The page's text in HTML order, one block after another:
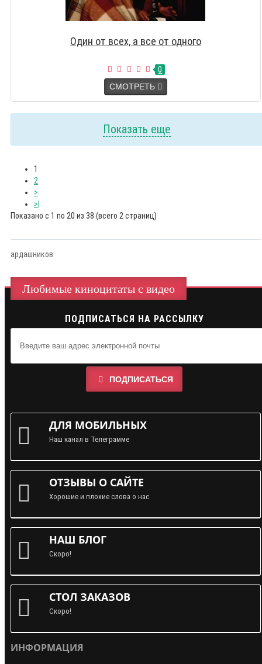
Один от всех, а все от одного
0
СМОТРЕТЬ
Показать еще
1
2
>
>|
Показано с 1 по 20 из 38 (всего 2 страниц)
ардашников
Любимые киноцитаты с видео
ПОДПИСАТЬСЯ НА РАССЫЛКУ
ПОДПИСАТЬСЯ
ДЛЯ МОБИЛЬНЫХ
Наш канал в Телеграмме
ОТЗЫВЫ О САЙТЕ
Хорошие и плохие слова о нас
НАШ БЛОГ
Скоро!
СТОЛ ЗАКАЗОВ
Скоро!
ИНФОРМАЦИЯ